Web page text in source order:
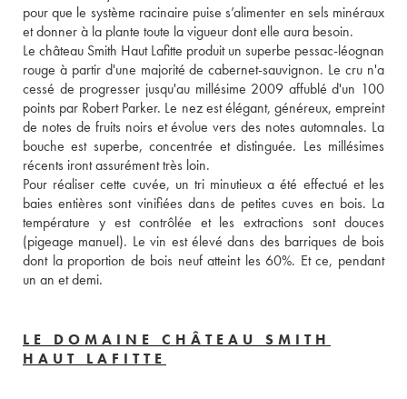
pour que le système racinaire puise s’alimenter en sels minéraux
et donner à la plante toute la vigueur dont elle aura besoin.
Le château Smith Haut Lafitte produit un superbe pessac-léognan
rouge à partir d'une majorité de cabernet-sauvignon. Le cru n'a
cessé de progresser jusqu'au millésime 2009 affublé d'un 100
points par Robert Parker. Le nez est élégant, généreux, empreint
de notes de fruits noirs et évolue vers des notes automnales. La
bouche est superbe, concentrée et distinguée. Les millésimes
récents iront assurément très loin.
Pour réaliser cette cuvée, un tri minutieux a été effectué et les
baies entières sont vinifiées dans de petites cuves en bois. La
température y est contrôlée et les extractions sont douces
(pigeage manuel). Le vin est élevé dans des barriques de bois
dont la proportion de bois neuf atteint les 60%. Et ce, pendant
un an et demi.
LE DOMAINE CHÂTEAU SMITH
HAUT LAFITTE